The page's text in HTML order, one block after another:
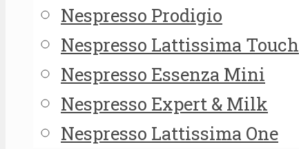
Nespresso Prodigio
Nespresso Lattissima Touch
Nespresso Essenza Mini
Nespresso Expert & Milk
Nespresso Lattissima One